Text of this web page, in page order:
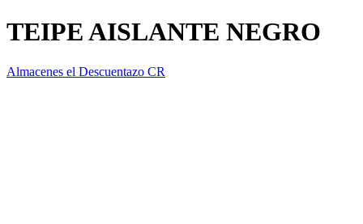
TEIPE AISLANTE NEGRO
Almacenes el Descuentazo CR